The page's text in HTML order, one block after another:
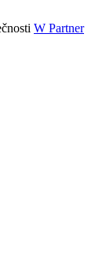
W Partner